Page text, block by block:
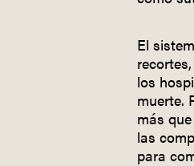
El
los
muerte.
más
las
para